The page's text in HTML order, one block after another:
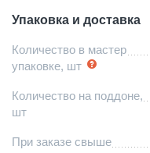
Упаковка и доставка
Количество в мастер
упаковке, шт
Количество на поддоне,
шт
При заказе свыше